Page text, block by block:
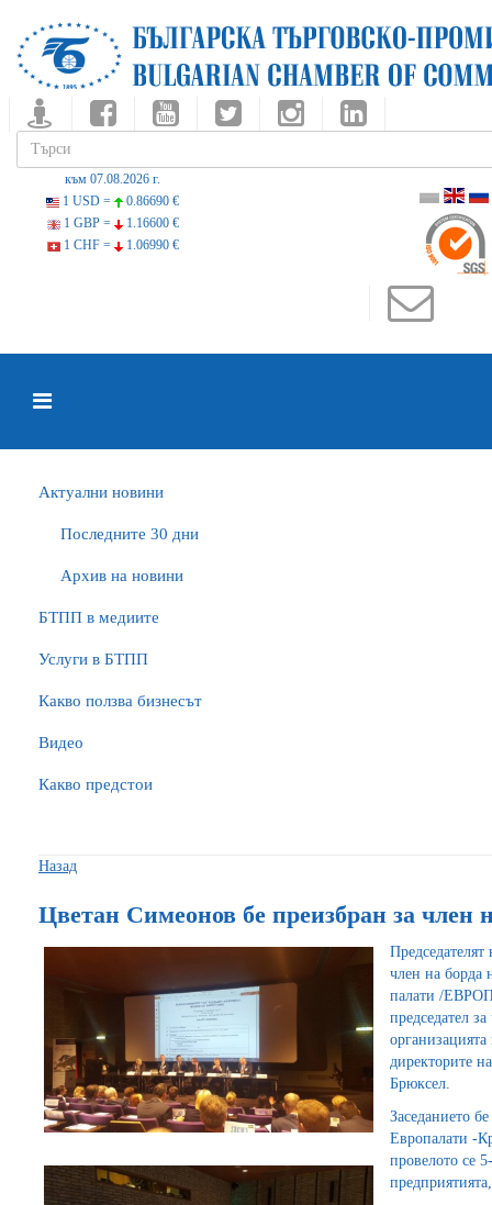
към 07.08.2026 г.
1 USD =
0.86690 €
1 GBP =
1.16600 €
1 CHF =
1.06990 €
Актуални новини
Последните 30 дни
Архив на новини
БTПП в медиите
Услуги в БТПП
Какво ползва бизнесът
Видео
Какво предстои
Назад
Цветан Симеонов бе преизбран за
член на борда
палати /
председател
директорите
Брюксел.
Заседанието
Европалати -
провелото се